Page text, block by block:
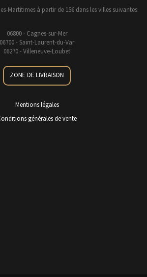
Martitimes à partir de 15€ dans les villes suivantes:
06800 - Cagnes-sur-Mer
06700 - Saint-Laurent-du-Var
06270 - Villeneuve-Loubet
ZONE DE LIVRAISON
Mentions légales
générales de vente